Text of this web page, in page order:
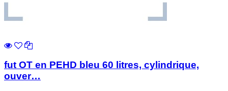
fut OT en PEHD bleu 60 litres, cylindrique,
ouver…